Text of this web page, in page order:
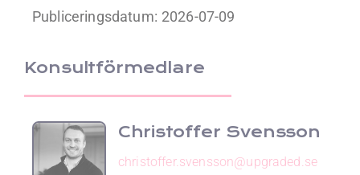
Publiceringsdatum: 2026-07-09
Konsultförmedlare
Christoffer Svensson
christoffer.svensson@upgraded.se